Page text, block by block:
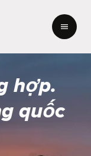
hợp.
quốc